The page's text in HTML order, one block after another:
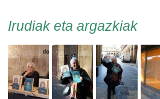
Irudiak eta argazkiak